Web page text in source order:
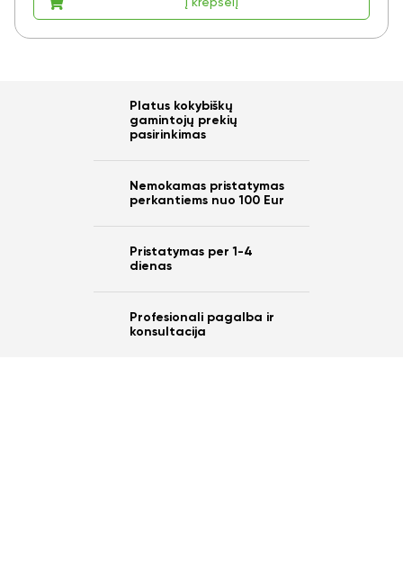
Į krepšelį
Platus kokybiškų
gamintojų prekių
pasirinkimas
Nemokamas pristatymas
perkantiems nuo 100 Eur
Pristatymas per 1-4
dienas
Profesionali pagalba ir
konsultacija